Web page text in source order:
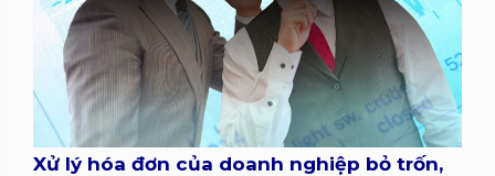
Xử lý hóa đơn của doanh nghiệp bỏ trốn,